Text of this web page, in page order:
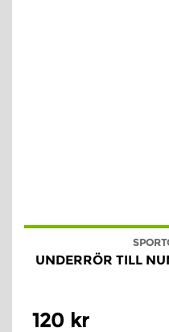
UNDERRÖR TILL
120 kr